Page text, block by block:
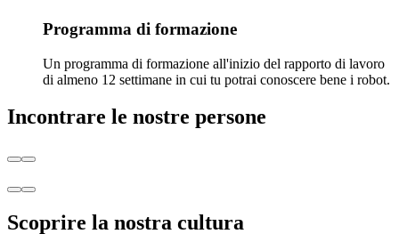
Programma di formazione
Un programma di formazione all'inizio del rapporto di lavoro
di almeno 12 settimane in cui tu potrai conoscere bene i robot.
Incontrare le nostre persone
Scoprire la nostra cultura